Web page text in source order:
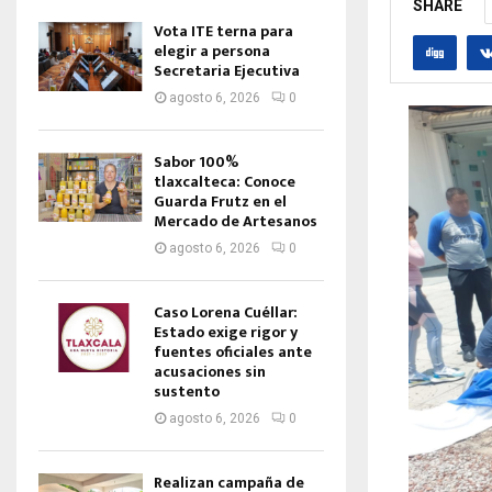
SHARE
Vota ITE terna para
elegir a persona
Secretaria Ejecutiva
agosto 6, 2026 0
Sabor 100%
tlaxcalteca: Conoce
Guarda Frutz en el
Mercado de Artesanos
agosto 6, 2026 0
Caso Lorena Cuéllar:
Estado exige rigor y
fuentes oficiales ante
acusaciones sin
sustento
agosto 6, 2026 0
Realizan campaña de